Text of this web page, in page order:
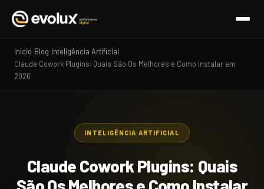
Início Blog Inteligência Artificial
Claude Cowork Plugins: Quais São Os Melhores e Como Instalar em
2026
INTELIGÊNCIA ARTIFICIAL
Claude Cowork Plugins: Quais